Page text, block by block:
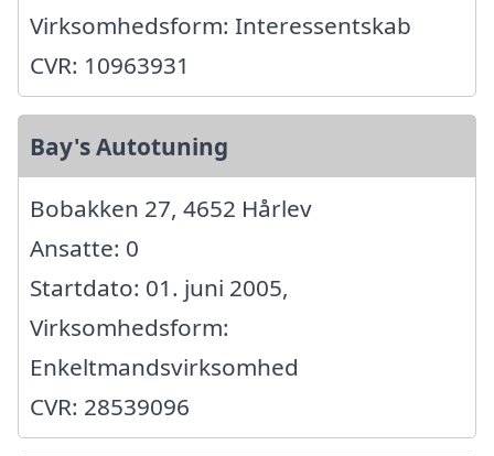
Virksomhedsform: Interessentskab
CVR: 10963931
Bay's Autotuning
Bobakken 27, 4652 Hårlev
Ansatte: 0
Startdato: 01. juni 2005,
Virksomhedsform:
Enkeltmandsvirksomhed
CVR: 28539096